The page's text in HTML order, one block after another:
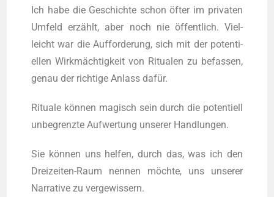
Ich habe die Geschich­te schon öfter im pri­va­ten
Umfeld erzählt, aber noch nie öffentlich. Viel­
leicht war die Auf­for­de­rung, sich mit der poten­ti­
el­len Wirkmächtigkeit von Ritua­len zu befas­sen,
genau der rich­ti­ge Anlass dafür.
Ritua­le können magisch sein durch die poten­ti­ell
unbe­grenz­te Auf­wer­tung unse­rer Handlungen.
Sie können uns hel­fen, durch das, was ich den
Drei­zei­ten-Raum nen­nen möchte, uns unse­rer
Nar­ra­ti­ve zu vergewissern.